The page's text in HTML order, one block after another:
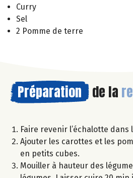
Curry
Sel
2 Pomme de terre
Préparation de la
Faire revenir l’échalotte dans
Ajouter les carottes et les
en petits cubes.
Mouiller à hauteur des